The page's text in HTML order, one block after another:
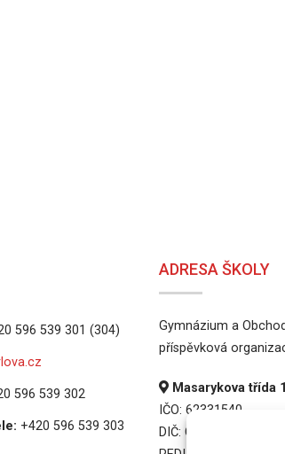
596 539 301 (304)
596 539 302
+420 596 539 303
ADRESA ŠKOLY
Gymnázium a
příspěvková
Masarykova třída
IČO: 62331540
DIČ: CZ62331540